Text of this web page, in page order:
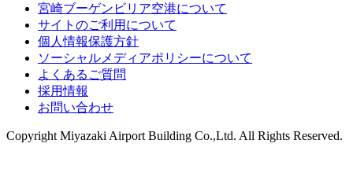
宮崎ブーゲンビリア空港について
サイトのご利用について
個人情報保護方針
ソーシャルメディアポリシーについて
よくあるご質問
採用情報
お問い合わせ
Copyright Miyazaki Airport Building Co.,Ltd. All Rights Reserved.